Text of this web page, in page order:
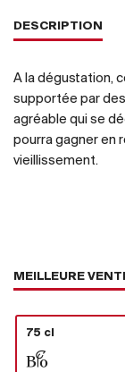
DESCRIPTION
A la dégustation,
supportée par des
agréable qui se
pourra gagner en
vieillissement.
MEILLEURE
75 cl